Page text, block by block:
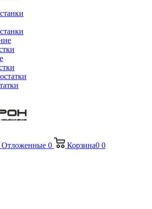
Отложенные 0 Корзина0 0